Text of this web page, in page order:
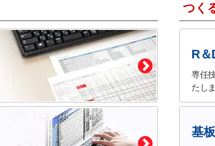
つく
R＆
専任
たし
基